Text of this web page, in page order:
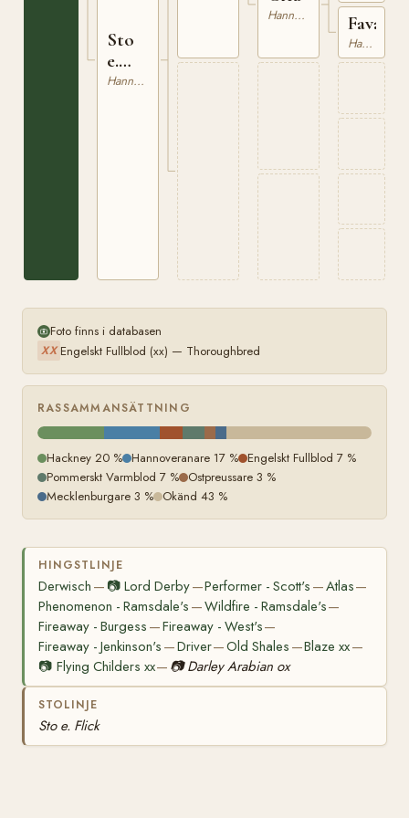
Sto
e.
Flick
Hannoveranare
Hannoveranare
Hannoveranare
Foto finns i databasen
XX Engelskt Fullblod (xx) — Thoroughbred
RASSAMMANSÄTTNING
Hackney 20 % Hannoveranare 17 % Engelskt Fullblod 7 %
Pommerskt Varmblod 7 % Ostpreussare 3 %
Mecklenburgare 3 % Okänd 43 %
HINGSTLINJE
Derwisch — 📷Lord Derby—Performer - Scott's —Atlas—
Phenomenon - Ramsdale's —Wildfire - Ramsdale's—
Fireaway - Burgess —Fireaway - West's—
Fireaway - Jenkinson's —Driver—Old Shales —Blaze xx—
📷 Flying Childers xx— 📷 Darley Arabian ox
STOLINJE
Sto e. Flick